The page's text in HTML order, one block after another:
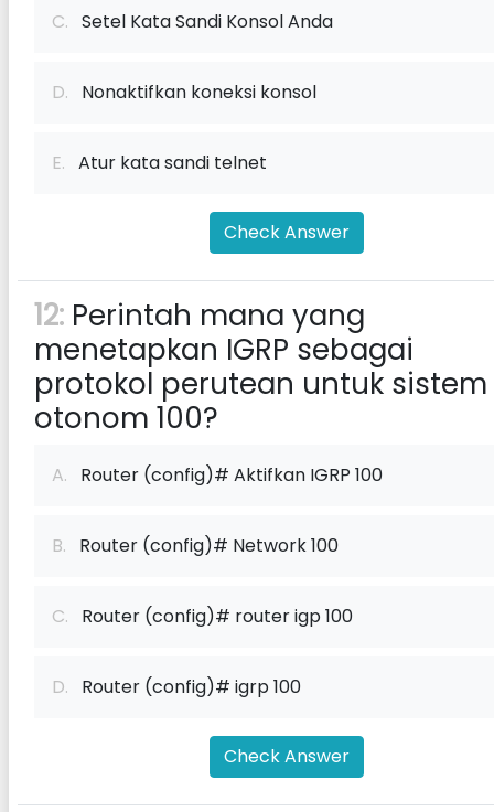
C. Setel Kata Sandi Konsol Anda
D. Nonaktifkan koneksi konsol
E. Atur kata sandi telnet
Check Answer
12: Perintah mana yang
menetapkan IGRP sebagai
protokol perutean untuk sistem
otonom 100?
A. Router (config)# Aktifkan IGRP 100
B. Router (config)# Network 100
C. Router (config)# router igp 100
D. Router (config)# igrp 100
Check Answer